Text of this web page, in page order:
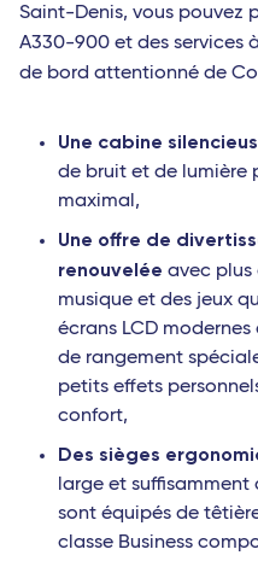
Saint-Denis, vous pouvez
A330-900 et des services
de bord attentionné de
Une cabine
de bruit et de lumière
maximal,
Une offre de
renouvelée avec plus
musique et des jeux
écrans LCD modernes
de rangement
petits effets
confort,
Des sièges
large et suffisamment
sont équipés de
classe Business